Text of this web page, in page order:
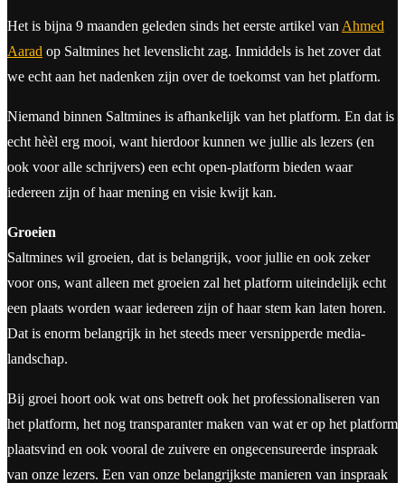
Het is bijna 9 maanden geleden sinds het eerste artikel van Ahmed
Aarad op Saltmines het levenslicht zag. Inmiddels is het zover dat
we echt aan het nadenken zijn over de toekomst van het platform.
Niemand binnen Saltmines is afhankelijk van het platform. En dat is
echt hèèl erg mooi, want hierdoor kunnen we jullie als lezers (en
ook voor alle schrijvers) een echt open-platform bieden waar
iedereen zijn of haar mening en visie kwijt kan.
Groeien
Saltmines wil groeien, dat is belangrijk, voor jullie en ook zeker
voor ons, want alleen met groeien zal het platform uiteindelijk echt
een plaats worden waar iedereen zijn of haar stem kan laten horen.
Dat is enorm belangrijk in het steeds meer versnipperde media-
landschap.
Bij groei hoort ook wat ons betreft ook het professionaliseren van
het platform, het nog transparanter maken van wat er op het platform
plaatsvind en ook vooral de zuivere en ongecensureerde inspraak
van onze lezers. Een van onze belangrijkste manieren van inspraak